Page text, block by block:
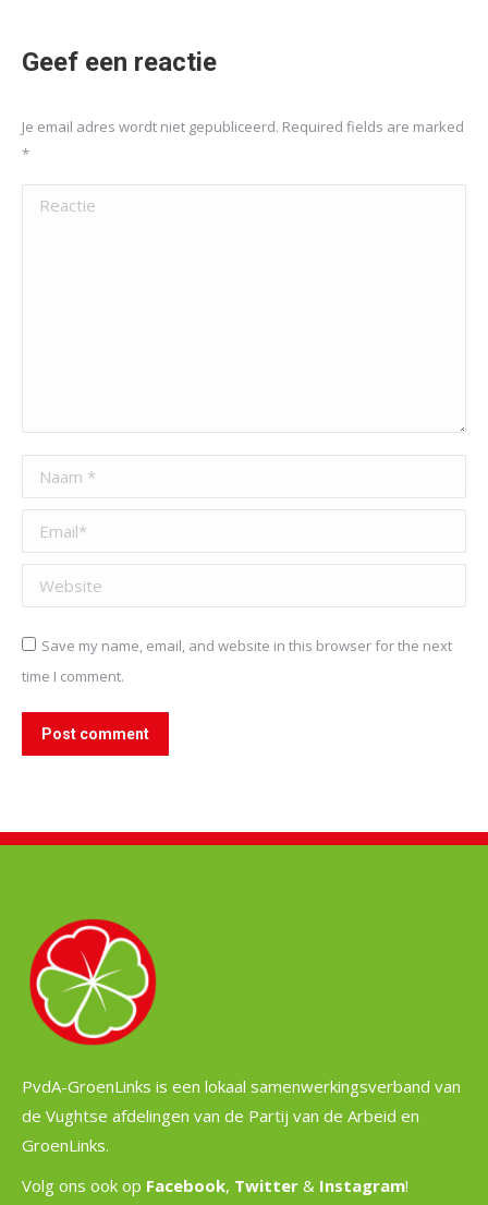
Geef een reactie
Je email adres wordt niet gepubliceerd. Required fields are marked
*
Reactie
Naam *
Email *
Website
Save my name, email, and website in this browser for the next
time I comment.
Post comment
PvdA-GroenLinks is een lokaal samenwerkingsverband van
de Vughtse afdelingen van de Partij van de Arbeid en
GroenLinks.
Volg ons ook op Facebook, Twitter & Instagram!